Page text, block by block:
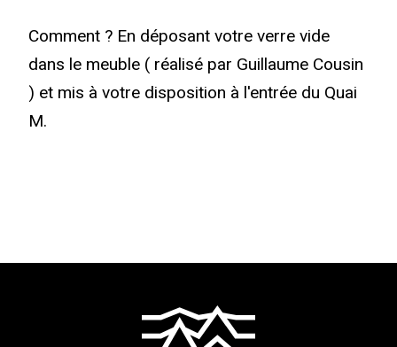
Comment ? En déposant votre verre vide
dans le meuble ( réalisé par Guillaume Cousin
) et mis à votre disposition à l'entrée du Quai
M.